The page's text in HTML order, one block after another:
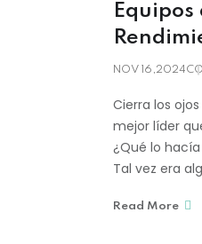
Equipos
NOV 16,2024
Cierra los
mejor líder
¿Qué lo
Tal vez era
Read More